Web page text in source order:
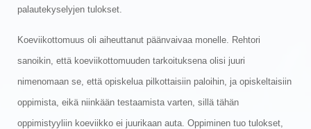
palautekyselyjen tulokset.
Koeviikottomuus oli aiheuttanut päänvaivaa monelle. Rehtori
sanoikin, että koeviikottomuuden tarkoituksena olisi juuri
nimenomaan se, että opiskelua pilkottaisiin paloihin, ja opiskeltaisiin
oppimista, eikä niinkään testaamista varten, sillä tähän
oppimistyyliin koeviikko ei juurikaan auta. Oppiminen tuo tulokset,